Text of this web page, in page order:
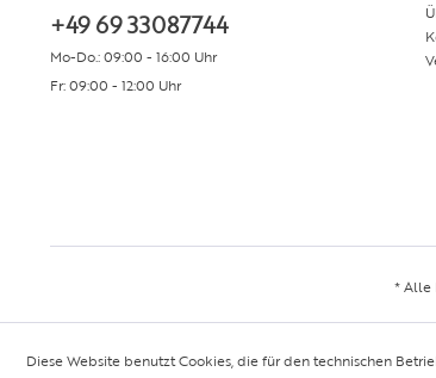
+49 69 33087744
Mo-Do.: 09:00 - 16:00 Uhr
Fr: 09:00 - 12:00 Uhr
* Alle
Diese Website benutzt Cookies, die für den technischen